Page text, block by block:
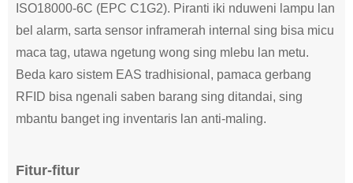
ISO18000-6C (EPC C1G2). Piranti iki nduweni lampu lan
bel alarm, sarta sensor inframerah internal sing bisa micu
maca tag, utawa ngetung wong sing mlebu lan metu.
Beda karo sistem EAS tradhisional, pamaca gerbang
RFID bisa ngenali saben barang sing ditandai, sing
mbantu banget ing inventaris lan anti-maling.
Fitur-fitur